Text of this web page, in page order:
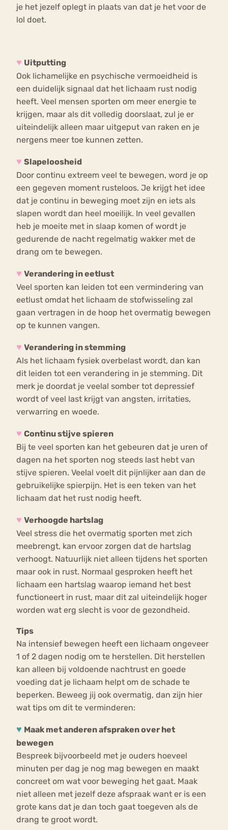
je het jezelf oplegt in plaats van dat je het voor de
lol doet.
♥ Uitputting
Ook lichamelijke en psychische vermoeidheid is
een duidelijk signaal dat het lichaam rust nodig
heeft. Veel mensen sporten om meer energie te
krijgen, maar als dit volledig doorslaat, zul je er
uiteindelijk alleen maar uitgeput van raken en je
nergens meer toe kunnen zetten.
♥ Slapeloosheid
Door continu extreem veel te bewegen, word je op
een gegeven moment rusteloos. Je krijgt het idee
dat je continu in beweging moet zijn en iets als
slapen wordt dan heel moeilijk. In veel gevallen
heb je moeite met in slaap komen of wordt je
gedurende de nacht regelmatig wakker met de
drang om te bewegen.
♥ Verandering in eetlust
Veel sporten kan leiden tot een vermindering van
eetlust omdat het lichaam de stofwisseling zal
gaan vertragen in de hoop het overmatig bewegen
op te kunnen vangen.
♥ Verandering in stemming
Als het lichaam fysiek overbelast wordt, dan kan
dit leiden tot een verandering in je stemming. Dit
merk je doordat je veelal somber tot depressief
wordt of veel last krijgt van angsten, irritaties,
verwarring en woede.
♥ Continu stijve spieren
Bij te veel sporten kan het gebeuren dat je uren of
dagen na het sporten nog steeds last hebt van
stijve spieren. Veelal voelt dit pijnlijker aan dan de
gebruikelijke spierpijn. Het is een teken van het
lichaam dat het rust nodig heeft.
♥ Verhoogde hartslag
Veel stress die het overmatig sporten met zich
meebrengt, kan ervoor zorgen dat de hartslag
verhoogt. Natuurlijk niet alleen tijdens het sporten
maar ook in rust. Normaal gesproken heeft het
lichaam een hartslag waarop iemand het best
functioneert in rust, maar dit zal uiteindelijk hoger
worden wat erg slecht is voor de gezondheid.
Tips
Na intensief bewegen heeft een lichaam ongeveer
1 of 2 dagen nodig om te herstellen. Dit herstellen
kan alleen bij voldoende nachtrust en goede
voeding dat je lichaam helpt om de schade te
beperken. Beweeg jij ook overmatig, dan zijn hier
wat tips om dit te verminderen:
♥ Maak met anderen afspraken over het
bewegen
Bespreek bijvoorbeeld met je ouders hoeveel
minuten per dag je nog mag bewegen en maakt
concreet om wat voor beweging het gaat. Maak
niet alleen met jezelf deze afspraak want er is een
grote kans dat je dan toch gaat toegeven als de
drang te groot wordt.